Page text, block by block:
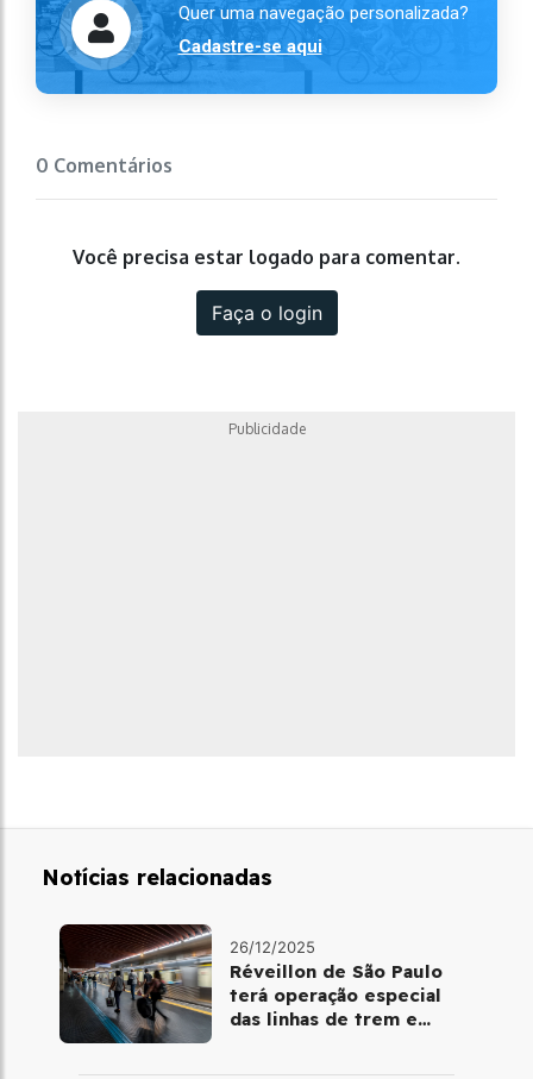
Quer uma navegação personalizada?
Cadastre-se aqui
0 Comentários
Você precisa estar logado para comentar.
Faça o login
Publicidade
Notícias relacionadas
26/12/2025
Réveillon de São Paulo
terá operação especial
das linhas de trem e